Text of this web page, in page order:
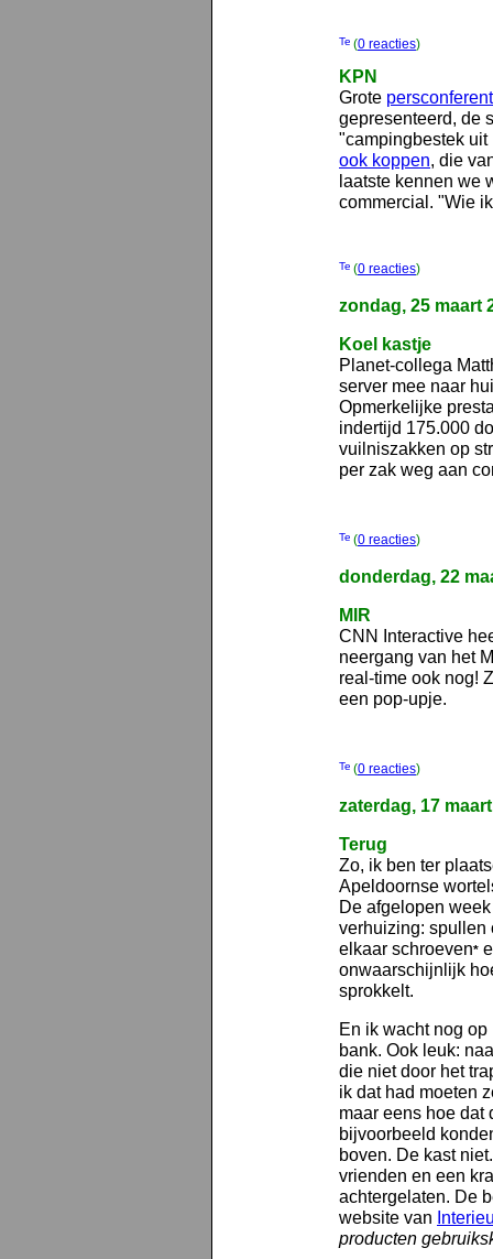
(0 reacties)
KPN
Grote
gepresenteerd, de
"campingbestek
ook koppen, die
laatste kennen we
commercial. "Wie
(0 reacties)
zondag, 25 maart
Koel kastje
Planet-collega
server mee naar
Opmerkelijke
indertijd 175.000
vuilniszakken op
per zak weg aan
(0 reacties)
donderdag, 22
MIR
CNN Interactive
neergang van het
real-time ook nog!
een pop-upje.
(0 reacties)
zaterdag, 17
Terug
Zo, ik ben ter
Apeldoornse
De afgelopen
verhuizing: spullen
elkaar schroeven*
onwaarschijnlijk
sprokkelt.
En ik wacht nog
bank. Ook leuk:
die niet door het
ik dat had moeten
maar eens hoe dat
bijvoorbeeld
boven. De kast
vrienden en een
achtergelaten. De
website van
producten